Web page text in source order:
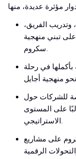
الفريق،
تبني منهجية
سكروم.
في رحلة
للشركات حول
على المستوى
الاستراتيجي.
على مشاريع